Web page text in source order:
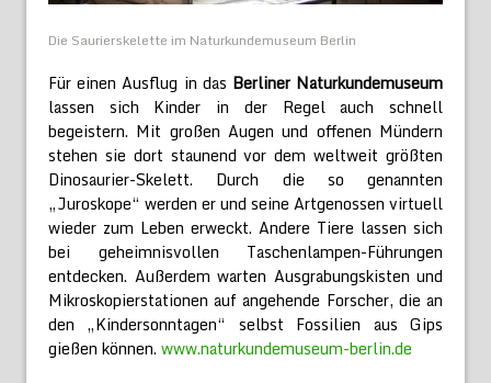
Die Saurierskelette im Naturkundemuseum Berlin
Für einen Ausflug in das Berliner Naturkundemuseum
lassen sich Kinder in der Regel auch schnell
begeistern. Mit großen Augen und offenen Mündern
stehen sie dort staunend vor dem weltweit größten
Dinosaurier-Skelett. Durch die so genannten
„Juroskope“ werden er und seine Artgenossen virtuell
wieder zum Leben erweckt. Andere Tiere lassen sich
bei geheimnisvollen Taschenlampen-Führungen
entdecken. Außerdem warten Ausgrabungskisten und
Mikroskopierstationen auf angehende Forscher, die an
den „Kindersonntagen“ selbst Fossilien aus Gips
gießen können. www.naturkundemuseum-berlin.de